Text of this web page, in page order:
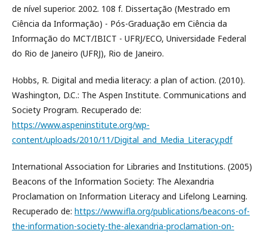
de nível superior. 2002. 108 f. Dissertação (Mestrado em
Ciência da Informação) - Pós-Graduação em Ciência da
Informação do MCT/IBICT - UFRJ/ECO, Universidade Federal
do Rio de Janeiro (UFRJ), Rio de Janeiro.
Hobbs, R. Digital and media literacy: a plan of action. (2010).
Washington, D.C.: The Aspen Institute. Communications and
Society Program. Recuperado de:
https://www.aspeninstitute.org/wp-
content/uploads/2010/11/Digital_and_Media_Literacy.pdf
International Association for Libraries and Institutions. (2005)
Beacons of the Information Society: The Alexandria
Proclamation on Information Literacy and Lifelong Learning.
Recuperado de: https://www.ifla.org/publications/beacons-of-
the-information-society-the-alexandria-proclamation-on-